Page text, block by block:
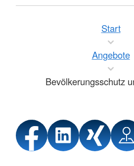
Start
Angebote
Bevölkerungsschutz